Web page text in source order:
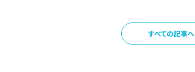
すべての記事へ